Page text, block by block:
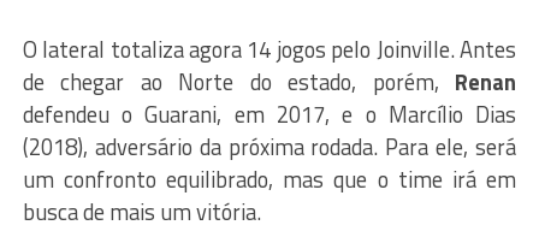
O lateral totaliza agora 14 jogos pelo Joinville. Antes
de chegar ao Norte do estado, porém, Renan
defendeu o Guarani, em 2017, e o Marcílio Dias
(2018), adversário da próxima rodada. Para ele, será
um confronto equilibrado, mas que o time irá em
busca de mais um vitória.